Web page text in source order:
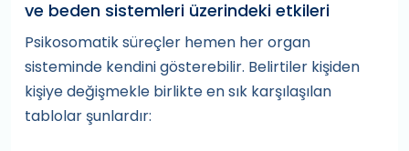
ve beden sistemleri üzerindeki etkileri
Psikosomatik süreçler hemen her organ
sisteminde kendini gösterebilir. Belirtiler kişiden
kişiye değişmekle birlikte en sık karşılaşılan
tablolar şunlardır: